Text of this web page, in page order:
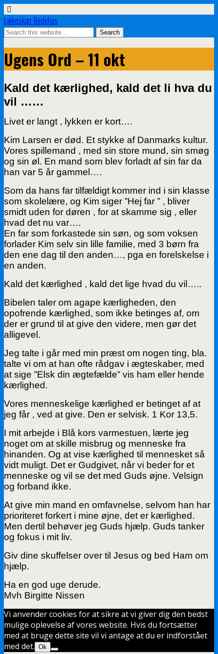
Lykkeskær Bedehus
Ugens Ord – 11 okt
Kald det kærlighed, kald det li hva du
vil ……
Livet er langt , lykken er kort….
Kim Larsen er død. Et stykke af Danmarks kultur.
Vores spillemand , med sin store mund, sin smøg
og sin øl. En mand som blev forladt af sin far da
han var 5 år gammel….
Som da hans far tilfældigt kommer ind i sin klasse
som skolelære, og Kim siger ”Hej far ” , bliver
smidt uden for døren , for at skamme sig , eller
hvad det nu var….
En far som forkastede sin søn, og som voksen
forlader Kim selv sin lille familie, med 3 børn fra
den ene dag til den anden…, pga en forelskelse i
en anden.
Kald det kærlighed , kald det lige hvad du vil…..
Bibelen taler om agape kærligheden, den
opofrende kærlighed, som ikke betinges af, om
der er grund til at give den videre, men gør det
alligevel.
Jeg talte i går med min præst om nogen ting, bla.
talte vi om at han ofte rådgav i ægteskaber, med
at sige ”Elsk din ægtefælde” vis ham eller hende
kærlighed.
Vores menneskelige kærlighed er betinget af at
jeg får , ved at give. Den er selvisk. 1 Kor 13,5.
I mit arbejde i Blå kors varmestuen, lærte jeg
noget om at skille misbrug og menneske fra
hinanden. Og at vise kærlighed til mennesket så
vidt muligt. Det er Gudgivet, når vi beder for et
menneske og vil se det med Guds øjne. Velsign
og forband ikke.
At give min mand en omfavnelse, selvom han har
prioriteret forkert i mine øjne, det er kærlighed.
Men dertil behøver jeg Guds hjælp. Guds tanker
og fokus i mit liv.
Giv dine skuffelser over til Jesus og bed Ham om
hjælp.
Ha en god uge derude.
Mvh Birgitte Nissen
Vi anvender cookies for at sikre at vi giver dig den bedst
mulige oplevelse af vores website. Hvis du fortsætter
med at bruge dette site vil vi antage at du er indforstået
med det. Ok